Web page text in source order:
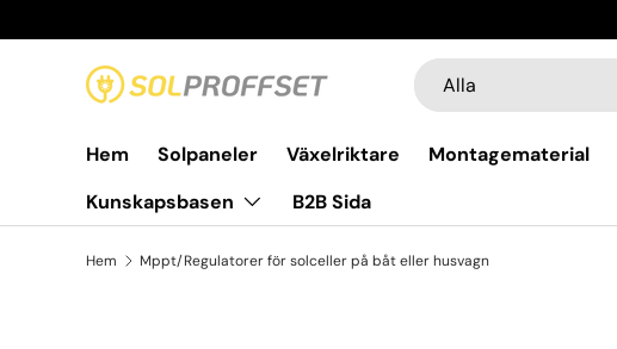
Hoppa till innehållet
Sök
Produkttyp
Alla
Hem Solpaneler Växelriktare Montagematerial
Kunskapsbasen
B2B Sida
Hem Mppt/Regulatorer för solceller på båt eller husvagn